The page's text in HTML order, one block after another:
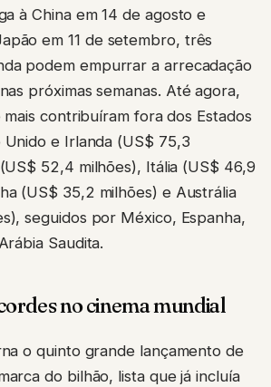
à China em 14 de agosto e
em 11 de setembro, três
podem empurrar a arrecadação
próximas semanas. Até agora,
contribuíram fora dos Estados
Unido e Irlanda (US$ 75,3
52,4 milhões), Itália (US$ 46,9
(US$ 35,2 milhões) e Austrália
seguidos por México, Espanha,
Saudita.
no cinema mundial
o quinto grande lançamento de
do bilhão, lista que já incluía